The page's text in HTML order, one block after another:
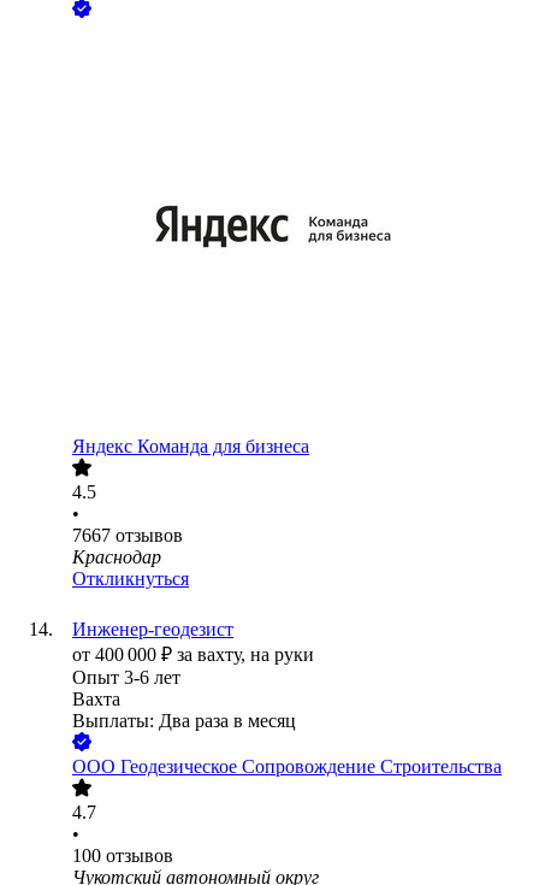
Яндекс Команда для бизнеса
4.5
•
7667 отзывов
Краснодар
Откликнуться
Инженер-геодезист
от 400 000 ₽ за вахту, на руки
Опыт 3-6 лет
Вахта
Выплаты: Два раза в месяц
ООО Геодезическое Сопровождение Строительства
4.7
•
100 отзывов
Чукотский автономный округ